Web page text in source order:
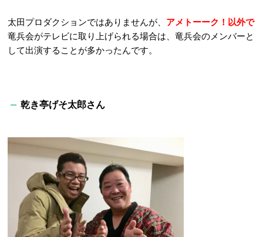
太田プロダクションではありませんが、 アメトーーク！以外で
竜兵会がテレビに取り上げられる場合は、竜兵会のメンバーと
して出演することが多かったんです。
乾き亭げそ太郎さん